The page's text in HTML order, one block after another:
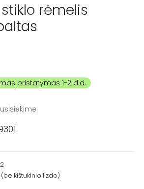
rėmelis
kištukinio lizdo)